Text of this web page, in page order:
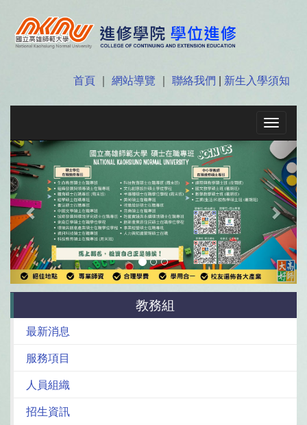
首頁 網站導覽 聯絡我們 新生入學須知
Toggle
Previous Next
教務組
最新消息
服務項目
人員組織
招生資訊